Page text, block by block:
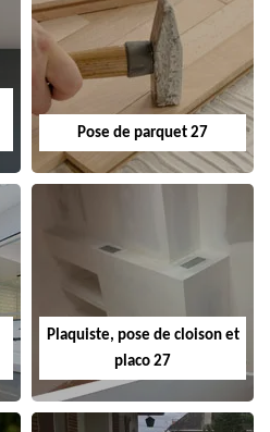
Pose de parquet 27
Plaquiste, pose de cloison et
placo 27